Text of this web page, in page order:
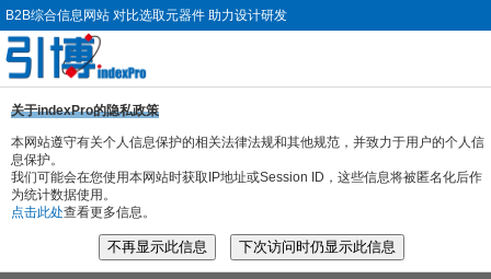
B2B综合信息网站 对比选取元器件 助力设计研发
关于indexPro的隐私政策
本网站遵守有关个人信息保护的相关法律法规和其他规范，并致力于用户的个人信
息保护。
我们可能会在您使用本网站时获取IP地址或Session ID，这些信息将被匿名化后作
为统计数据使用。
点击此处查看更多信息。